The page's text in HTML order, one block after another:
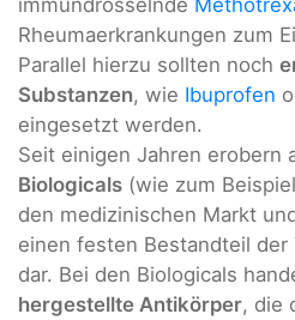
immundrosselnde
Rheumaerkrankungen zum
Parallel hierzu sollten noch
Substanzen, wie Ibuprofen
eingesetzt werden.
Seit einigen Jahren erobern
Biologicals (wie zum
den medizinischen Markt
einen festen Bestandteil der
dar. Bei den Biologicals
hergestellte Antikörper, die